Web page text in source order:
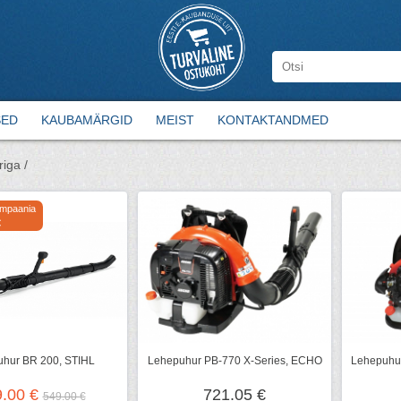
KAUBAMÄRGID MEIST KONTAKTANDMED
/
BR 200, STIHL
€549.00 €
Lehepuhur PB-770 X-Series, ECHO
721.05 €